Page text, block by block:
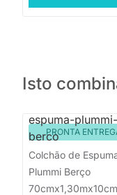
Isto
PRONTA
Colchão de
Plummi Berço